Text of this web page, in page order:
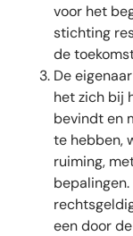
voor het
stichting
de
De
het zich bij
bevindt en
te hebben,
ruiming,
een door